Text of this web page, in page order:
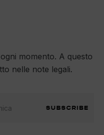
momento. A questo
nelle note legali.
SUBSCRIBE